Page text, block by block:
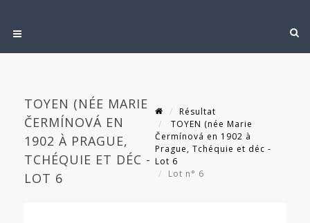
TOYEN (NÉE MARIE
ČERMÍNOVÁ EN
1902 À PRAGUE,
TCHÉQUIE ET DÉC -
LOT 6
Résultat
TOYEN (née Marie
Čermínová en 1902 à
Prague, Tchéquie et déc -
Lot 6
Lot n° 6